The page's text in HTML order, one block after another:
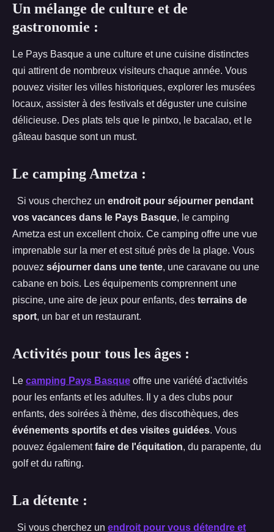
Un mélange de culture et de
gastronomie :
Le Pays Basque a une culture et une cuisine distinctes
qui attirent de nombreux visiteurs chaque année. Vous
pouvez visiter les villes historiques, explorer les musées
locaux, assister à des festivals et déguster une cuisine
délicieuse. Des plats tels que le pintxo, le bacalao, et le
gâteau basque sont un must.
Le camping Ametza :
Si vous cherchez un endroit pour séjourner pendant
vos vacances dans le Pays Basque, le camping
Ametza est un excellent choix. Ce camping offre une vue
imprenable sur la mer et est situé près de la plage. Vous
pouvez séjourner dans une tente, une caravane ou une
cabane en bois. Les équipements comprennent une
piscine, une aire de jeux pour enfants, des terrains de
sport, un bar et un restaurant.
Activités pour tous les âges :
Le camping Pays Basque offre une variété d'activités
pour les enfants et les adultes. Il y a des clubs pour
enfants, des soirées à thème, des discothèques, des
événements sportifs et des visites guidées. Vous
pouvez égalementfaire de l'équitation, du parapente, du
golf et du rafting.
La détente :
Si vous cherchez un endroit pour vous détendre et